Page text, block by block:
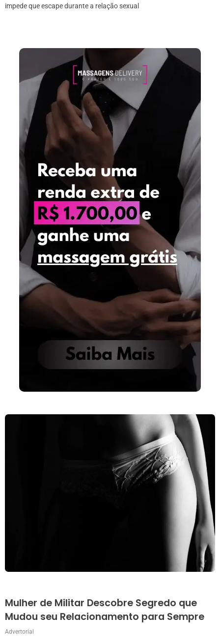
impede que escape durante a relação sexual
Mulher de Militar Descobre Segredo que
Mudou seu Relacionamento para Sempre
Advertorial